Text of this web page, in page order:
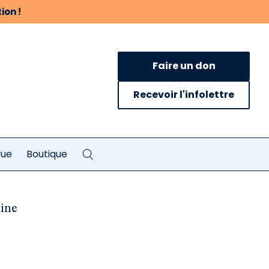
!
Faire un don
Recevoir l'infolettre
Boutique